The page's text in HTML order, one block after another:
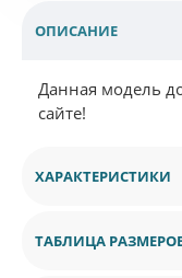
ОПИСАНИЕ
Данная модель
сайте!
ХАРАКТЕРИСТИКИ
ТАБЛИЦА